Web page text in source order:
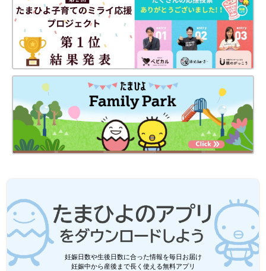
妊娠日数や生後日数に合った情報を毎日お届け
妊娠中から産後まで長く使える無料アプリ